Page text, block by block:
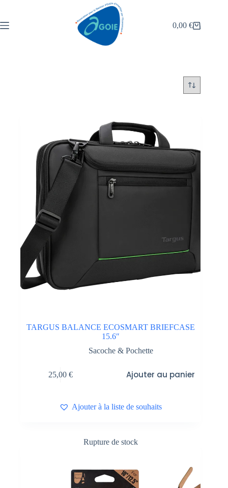
0,00€
TARGUS BALANCE ECOSMART BRIEFCASE
15.6″
Sacoche & Pochette
25,00 € Ajouter au panier
Ajouter à la liste de souhaits
Rupture de stock